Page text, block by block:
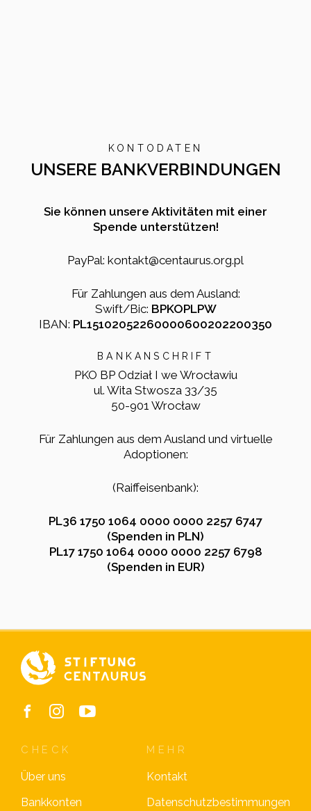
KONTODATEN
UNSERE BANKVERBINDUNGEN
Sie können unsere Aktivitäten mit einer
Spende unterstützen!
PayPal: kontakt@centaurus.org.pl
Für Zahlungen aus dem Ausland:
Swift/Bic: BPKOPLPW
IBAN: PL15102052260000600202200350
BANKANSCHRIFT
PKO BP Odział I we Wrocławiu
ul. Wita Stwosza 33/35
50-901 Wrocław
Für Zahlungen aus dem Ausland und virtuelle
Adoptionen:
(Raiffeisenbank):
PL36 1750 1064 0000 0000 2257 6747
(Spenden in PLN)
PL17 1750 1064 0000 0000 2257 6798
(Spenden in EUR)
CHECK
Über uns
Bankkonten
MEHR
Kontakt
Datenschutzbestimmungen